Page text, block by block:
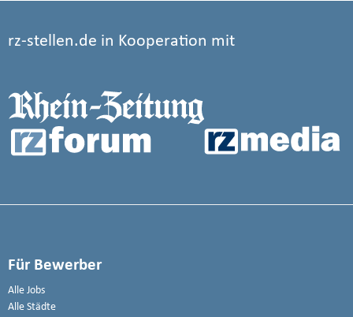
rz-stellen.de in Kooperation mit
Für Bewerber
Alle Jobs
Alle Städte